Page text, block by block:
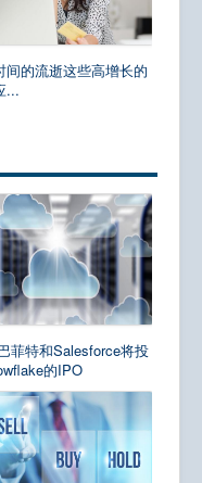
间的流逝这些高增长的
...
菲特和Salesforce将投
的IPO